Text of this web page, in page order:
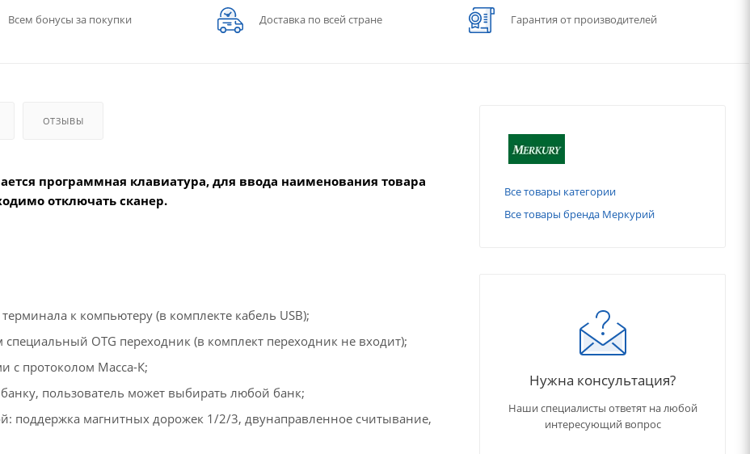
Всем бонусы за покупки Доставка по всей стране Гарантия от производителей
ОТЗЫВЫ
программная клавиатура, для ввода наименования товара
отключать сканер.
к компьютеру (в комплекте кабель USB);
OTG переходник (в комплект переходник не входит);
с протоколом Масса-К;
пользователь может выбирать любой банк;
поддержка магнитных дорожек 1/2/3, двунаправленное считывание,
Все товары категории
Все товары бренда Меркурий
Нужна консультация?
Наши специалисты ответят на любой
интересующий вопрос